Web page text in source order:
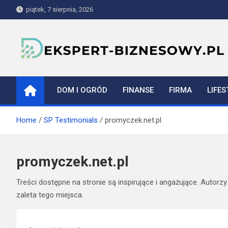
to
piątek, 7 sierpnia, 2026
ekspert-biznesowy.pl
DOM I OGRÓD FINANSE FIRMA
Home SP Testimonials promyczek.net.pl
promyczek.net.pl
Treści dostępne na stronie są inspirujące i angażujące.
zaleta tego miejsca.